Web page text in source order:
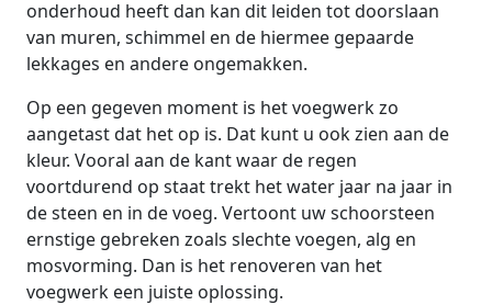
onderhoud heeft dan kan dit leiden tot doorslaan
van muren, schimmel en de hiermee gepaarde
lekkages en andere ongemakken.
Op een gegeven moment is het voegwerk zo
aangetast dat het op is. Dat kunt u ook zien aan de
kleur. Vooral aan de kant waar de regen
voortdurend op staat trekt het water jaar na jaar in
de steen en in de voeg. Vertoont uw schoorsteen
ernstige gebreken zoals slechte voegen, alg en
mosvorming. Dan is het renoveren van het
voegwerk een juiste oplossing.